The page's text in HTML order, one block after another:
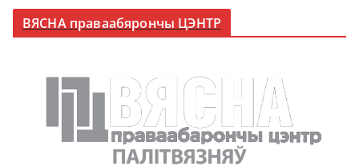
ВЯСНА праваабярончы ЦЭНТР